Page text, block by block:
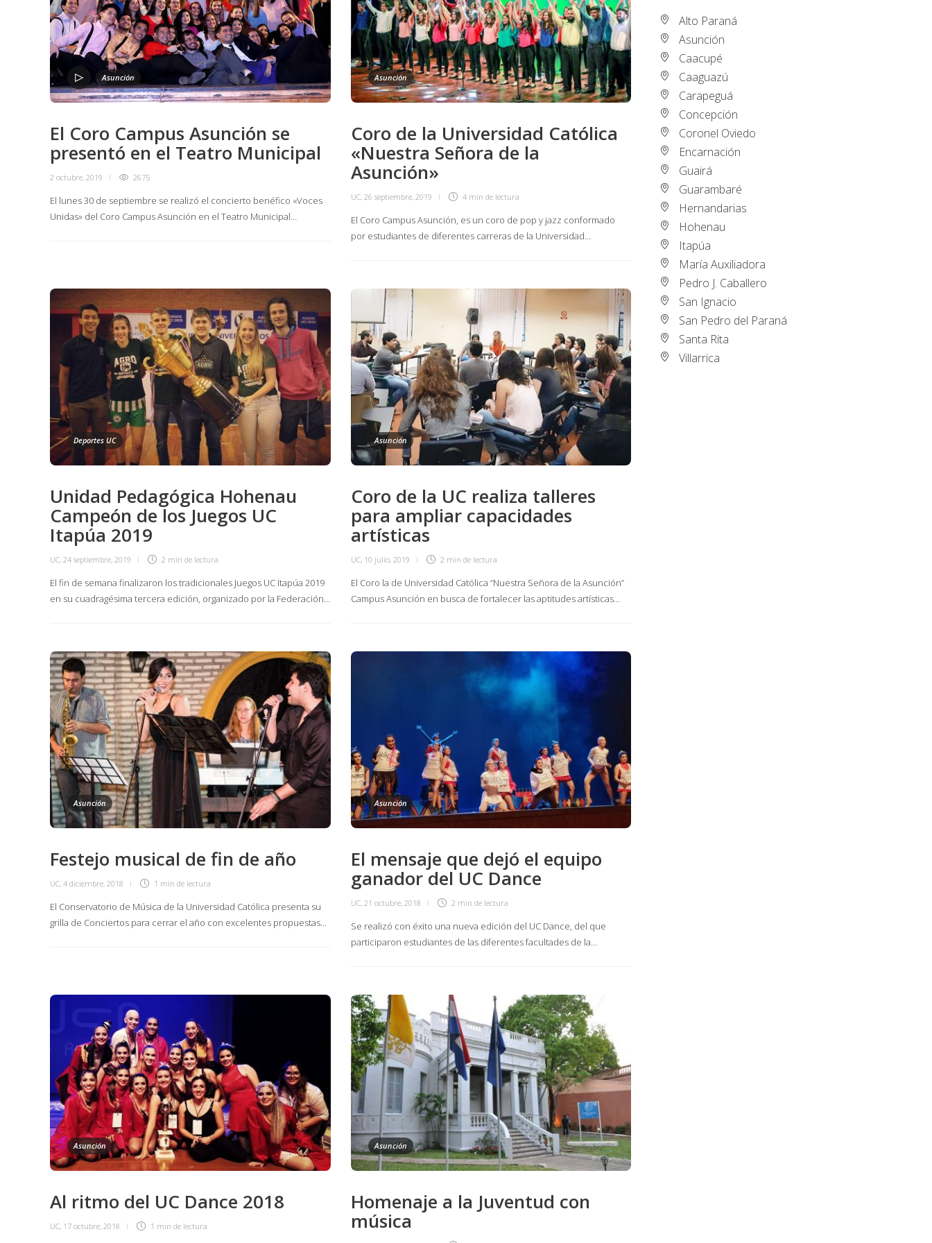
Asunción
El Coro Campus Asunción se
presentó en el Teatro Municipal
2 octubre, 2019 2675
El lunes 30 de septiembre se realizó el concierto benéfico «Voces
Unidas» del Coro Campus Asunción en el Teatro Municipal…
Asunción
Coro de la Universidad Católica
«Nuestra Señora de la
Asunción»
UC, 26 septiembre, 2019 4 min de lectura
El Coro Campus Asunción, es un coro de pop y jazz conformado
por estudiantes de diferentes carreras de la Universidad…
Deportes UC
Unidad Pedagógica Hohenau
Campeón de los Juegos UC
Itapúa 2019
UC, 24 septiembre, 2019 2 min de lectura
El fin de semana finalizaron los tradicionales Juegos UC Itapúa 2019
en su cuadragésima tercera edición, organizado por la Federación…
Asunción
Coro de la UC realiza talleres
para ampliar capacidades
artísticas
UC, 10 julio, 2019 2 min de lectura
El Coro la de Universidad Católica “Nuestra Señora de la Asunción”
Campus Asunción en busca de fortalecer las aptitudes artísticas…
Asunción
Festejo musical de fin de año
UC, 4 diciembre, 2018 1 min de lectura
El Conservatorio de Música de la Universidad Católica presenta su
grilla de Conciertos para cerrar el año con excelentes propuestas…
Asunción
El mensaje que dejó el equipo
ganador del UC Dance
UC, 21 octubre, 2018 2 min de lectura
Se realizó con éxito una nueva edición del UC Dance, del que
participaron estudiantes de las diferentes facultades de la…
Asunción
Al ritmo del UC Dance 2018
UC, 17 octubre, 2018 1 min de lectura
Asunción
Homenaje a la Juventud con
música
Alto Paraná
Asunción
Caacupé
Caaguazú
Carapeguá
Concepción
Coronel Oviedo
Encarnación
Guairá
Guarambaré
Hernandarias
Hohenau
Itapúa
María Auxiliadora
Pedro J. Caballero
San Ignacio
San Pedro del Paraná
Santa Rita
Villarrica